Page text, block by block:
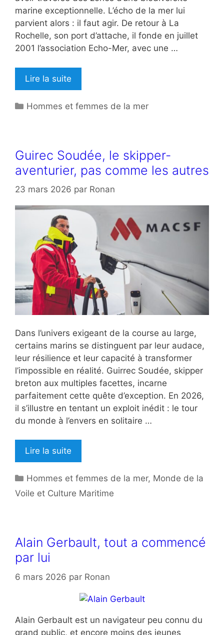
marine exceptionnelle. L’écho de la mer lui
parvient alors : il faut agir. De retour à La
Rochelle, son port d’attache, il fonde en juillet
2001 l’association Echo-Mer, avec une …
Lire la suite
Catégories
Hommes et femmes de la mer
Guirec Soudée, le skipper-
aventurier, pas comme les autres
23 mars 2026 par Ronan
Dans l’univers exigeant de la course au large,
certains marins se distinguent par leur audace,
leur résilience et leur capacité à transformer
l’impossible en réalité. Guirrec Soudée, skipper
breton aux multiples facettes, incarne
parfaitement cette quête d’exception. En 2026,
il s’illustre en tentant un exploit inédit : le tour
du monde à l’envers en solitaire …
Lire la suite
Catégories
Hommes et femmes de la mer, Monde de la
Voile et Culture Maritime
Alain Gerbault, tout a commencé
par lui
6 mars 2026 par Ronan
Alain Gerbault est un navigateur peu connu du
grand public, et encore moins des jeunes